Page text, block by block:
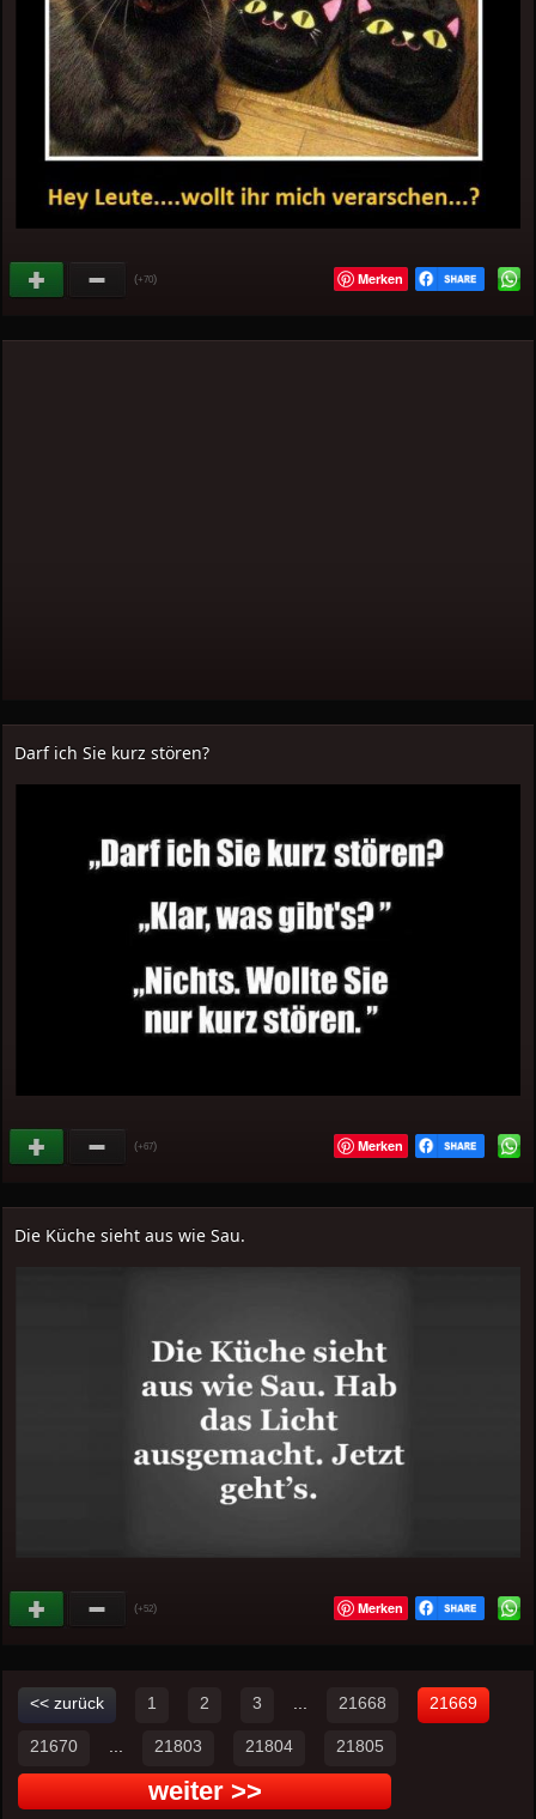
(+70) Merken
Darf ich Sie kurz stören?
(+67) Merken
Die Küche sieht aus wie Sau.
(+52) Merken
<< zurück 1 2 3 21668 21669
21670 21803 21804 21805
weiter >>